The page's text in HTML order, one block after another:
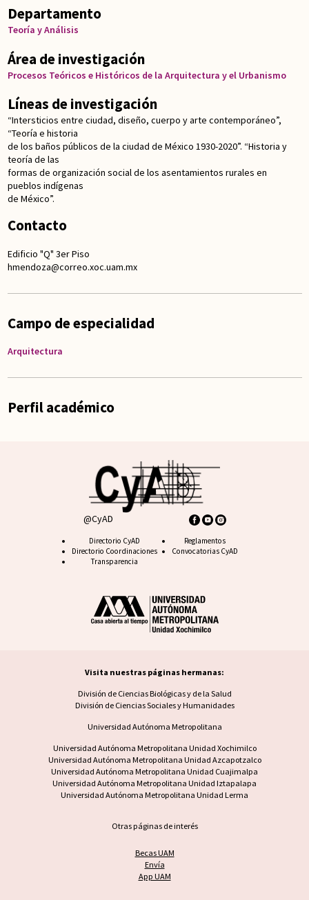
Departamento
Teoría y Análisis
Área de investigación
Procesos Teóricos e Históricos de la Arquitectura y el Urbanismo
Líneas de investigación
“Intersticios entre ciudad, diseño, cuerpo y arte contemporáneo”,
“Teoría e historia
de los baños públicos de la ciudad de México 1930-2020”. “Historia y
teoría de las
formas de organización social de los asentamientos rurales en
pueblos indígenas
de México”.
Contacto
Edificio "Q" 3er Piso
hmendoza@correo.xoc.uam.mx
Campo de especialidad
Arquitectura
Perfil académico
@CyAD
Footer CyAD
Directorio CyAD
Directorio Coordinaciones
Transparencia
Footer FAQ
Reglamentos
Convocatorias CyAD
Visita nuestras páginas hermanas:
Visita nuestras páginas hermanas
División de Ciencias Biológicas y de la Salud
División de Ciencias Sociales y Humanidades
Universidad Autónoma Metropolitana
Footer UAM unidad
Universidad Autónoma Metropolitana Unidad Xochimilco
Universidad Autónoma Metropolitana Unidad Azcapotzalco
Universidad Autónoma Metropolitana Unidad Cuajimalpa
Universidad Autónoma Metropolitana Unidad Iztapalapa
Universidad Autónoma Metropolitana Unidad Lerma
Otras páginas de interés
Becas UAM
Envía
App UAM